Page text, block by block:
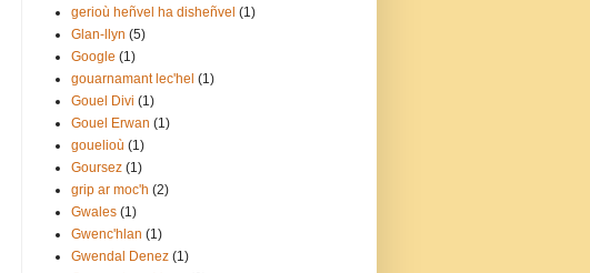
gerioù heñvel ha disheñvel (1)
Glan-llyn (5)
Google (1)
gouarnamant lec'hel (1)
Gouel Divi (1)
Gouel Erwan (1)
gouelioù (1)
Goursez (1)
grip ar moc'h (2)
Gwales (1)
Gwenc'hlan (1)
Gwendal Denez (1)